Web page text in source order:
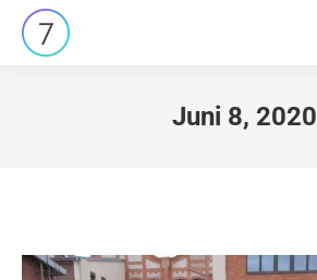
Juni 8, 2020